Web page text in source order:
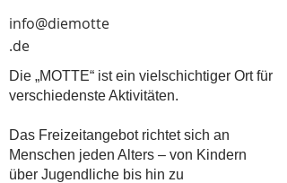
info@diemotte
.de
Die „MOTTE“ ist ein vielschichtiger Ort für
verschiedenste Aktivitäten.
Das Freizeitangebot richtet sich an
Menschen jeden Alters – von Kindern
über Jugendliche bis hin zu